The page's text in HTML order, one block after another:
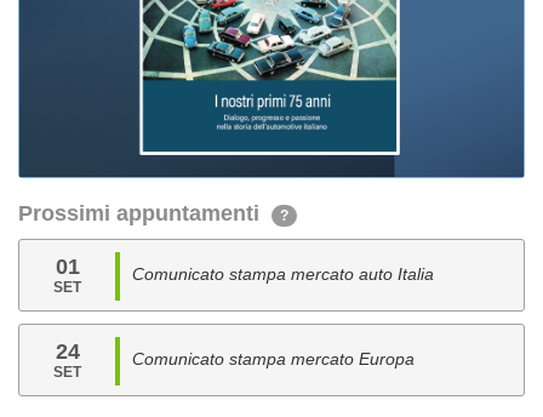
Prossimi appuntamenti ?
01
SET
Comunicato stampa mercato auto Italia
24
SET
Comunicato stampa mercato Europa